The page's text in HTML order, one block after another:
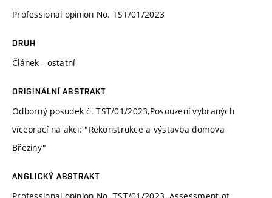
Professional opinion No. TST/01/2023
DRUH
Článek - ostatní
ORIGINÁLNÍ ABSTRAKT
Odborný posudek č. TST/01/2023,Posouzení vybraných
víceprací na akci: "Rekonstrukce a výstavba domova
Březiny"
ANGLICKÝ ABSTRAKT
Professional opinion No. TST/01/2023, Assessment of